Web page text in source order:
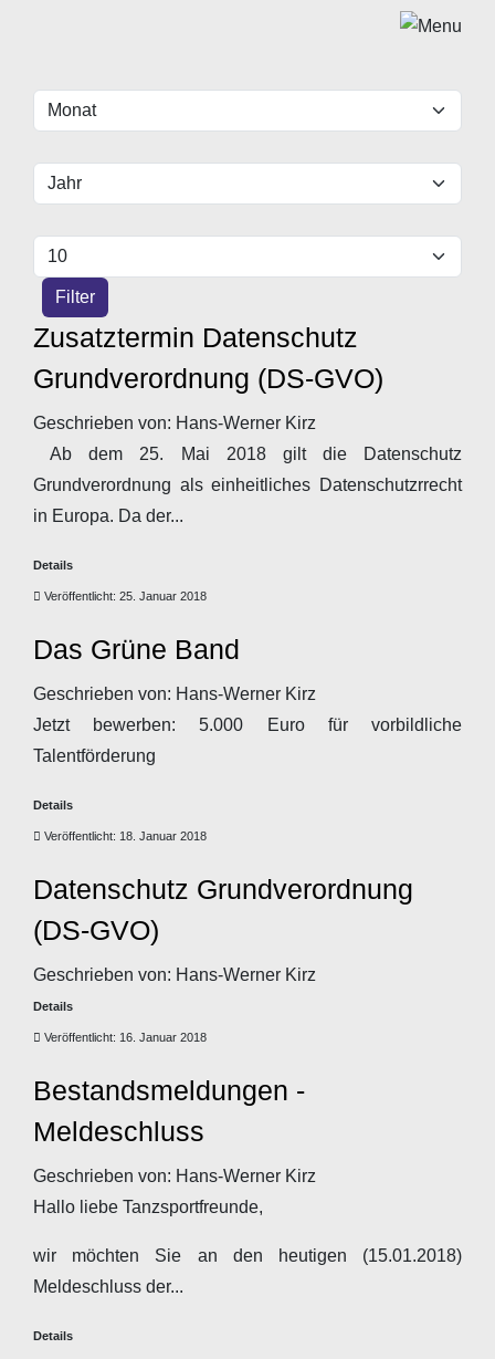
Filter
Zusatztermin Datenschutz
Grundverordnung (DS-GVO)
Geschrieben von: Hans-Werner Kirz
Ab dem 25. Mai 2018 gilt die Datenschutz
Grundverordnung als einheitliches Datenschutzrrecht
in Europa. Da der...
Details
Veröffentlicht: 25. Januar 2018
Das Grüne Band
Geschrieben von: Hans-Werner Kirz
Jetzt bewerben: 5.000 Euro für vorbildliche
Talentförderung
Details
Veröffentlicht: 18. Januar 2018
Datenschutz Grundverordnung
(DS-GVO)
Geschrieben von: Hans-Werner Kirz
Details
Veröffentlicht: 16. Januar 2018
Bestandsmeldungen -
Meldeschluss
Geschrieben von: Hans-Werner Kirz
Hallo liebe Tanzsportfreunde,
wir möchten Sie an den heutigen (15.01.2018)
Meldeschluss der...
Details